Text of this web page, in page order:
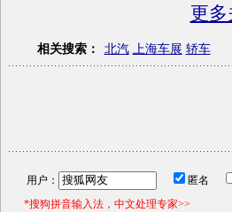
更
相关搜索： 北汽 上海车展 轿车
用户： 匿名
*搜狗拼音输入法，中文处理专家>>